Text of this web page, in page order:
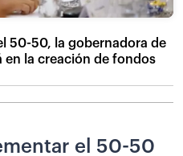
50-50, la gobernadora de
en la creación de fondos
el 50-50